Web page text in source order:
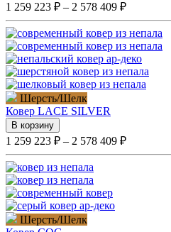
1 259 223 ₽ – 2 578 409 ₽
Шерсть/Шелк
Ковер LACE SILVER
В корзину
1 259 223 ₽ – 2 578 409 ₽
Шерсть/Шелк